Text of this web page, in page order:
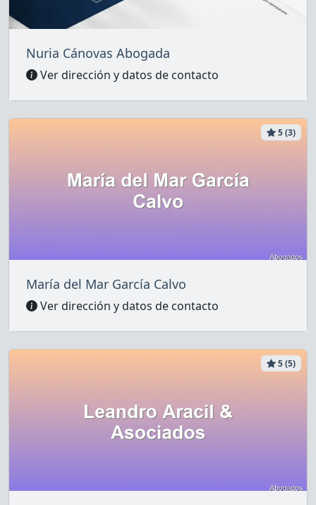
Nuria Cánovas Abogada
Ver dirección y datos de contacto
5 (3)
María del Mar García Calvo
Ver dirección y datos de contacto
5 (5)